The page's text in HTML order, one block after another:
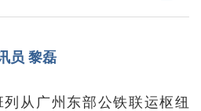
员 黎磊
从广州东部公铁联运枢纽